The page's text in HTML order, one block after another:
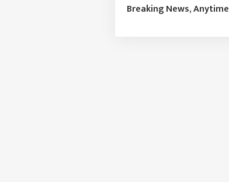
Breaking News,